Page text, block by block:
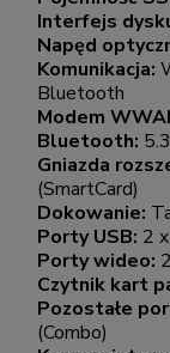
Interfejs
Napęd
Komunikacja:
Bluetooth
Modem
Bluetooth: 5.3
Gniazda
(SmartCard)
Dokowanie:
Porty USB: 2
Porty wideo:
Czytnik kart
Pozostałe
(Combo)